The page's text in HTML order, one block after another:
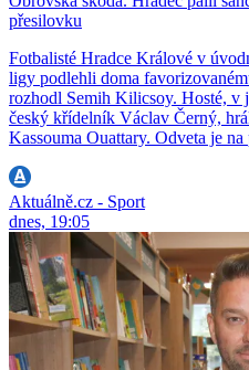
přesilovku
Fotbalisté Hradce Králové v
ligy podlehli doma
rozhodl Semih Kilicsoy. Hosté, v
český křídelník Václav Černý,
Kassouma Ouattary. Odveta je
Aktuálně.cz - Sport
dnes, 19:05